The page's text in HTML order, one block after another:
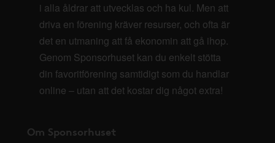
i alla åldrar att utvecklas och ha kul. Men att
driva en förening kräver resurser, och ofta är
det en utmaning att få ekonomin att gå ihop.
Genom Sponsorhuset kan du enkelt stötta
din favoritförening samtidigt som du handlar
online – utan att det kostar dig något extra!
Om Sponsorhuset